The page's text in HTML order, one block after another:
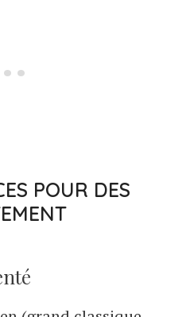
POUR DES